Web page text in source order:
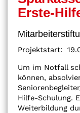
Erste-
Projektstart:
Um im Notfall
können,
Hilfe-Schulung.
Weiterbildung